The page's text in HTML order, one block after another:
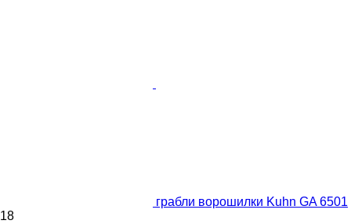
грабли ворошилки Kuhn GA 6501
18